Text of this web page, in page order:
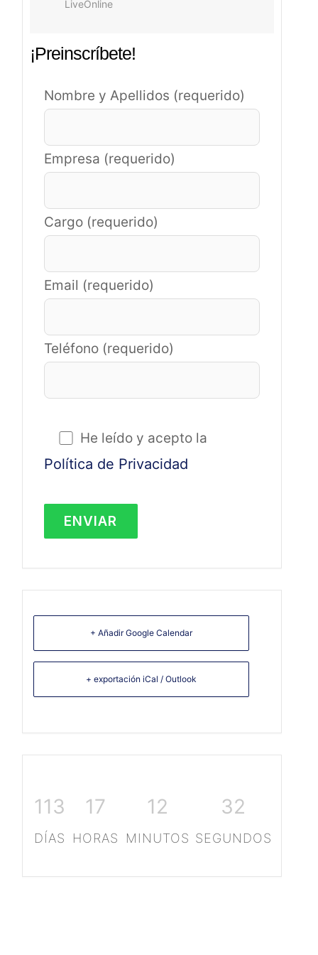
LiveOnline
¡Preinscríbete!
Nombre y Apellidos (requerido)
Empresa (requerido)
Cargo (requerido)
Email (requerido)
Teléfono (requerido)
He leído y acepto la
Política de Privacidad
+ Añadir Google Calendar
+ exportación iCal / Outlook
113
DÍAS
17
HORAS
12
MINUTOS
33
SEGUNDOS